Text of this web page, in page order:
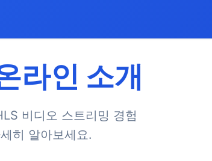
라인 소개
비디오 스트리밍 경험
히 알아보세요.